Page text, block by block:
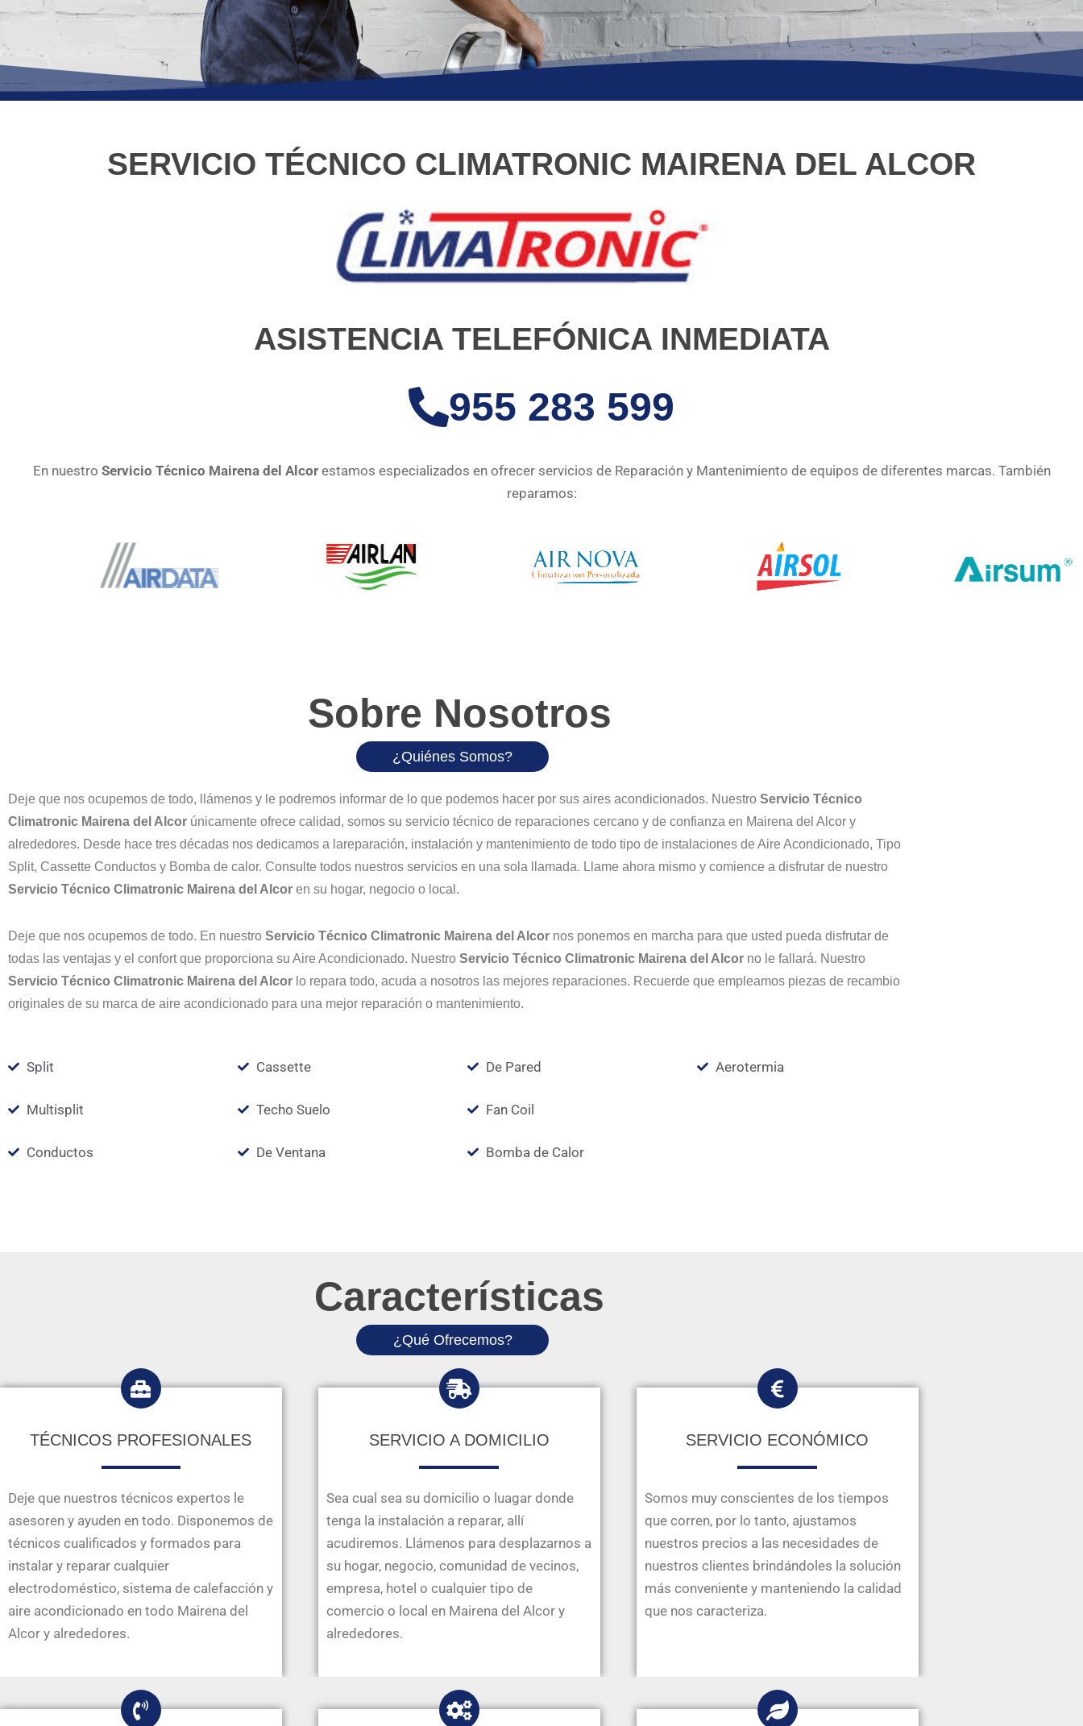
SERVICIO TÉCNICO CLIMATRONIC MAIRENA DEL ALCOR
ASISTENCIA TELEFÓNICA INMEDIATA
955 283 599
En nuestro Servicio Técnico Mairena del Alcor estamos especializados en ofrecer servicios de Reparación y Mantenimiento de equipos de diferentes marcas. También
reparamos:
Sobre Nosotros
¿Quiénes Somos?
Deje que nos ocupemos de todo, llámenos y le podremos informar de lo que podemos hacer por sus aires acondicionados. Nuestro Servicio Técnico
Climatronic Mairena del Alcor únicamente ofrece calidad, somos su servicio técnico de reparaciones cercano y de confianza en Mairena del Alcor y
alrededores. Desde hace tres décadas nos dedicamos a lareparación, instalación y mantenimiento de todo tipo de instalaciones de Aire Acondicionado, Tipo
Split, Cassette Conductos y Bomba de calor. Consulte todos nuestros servicios en una sola llamada. Llame ahora mismo y comience a disfrutar de nuestro
Servicio Técnico Climatronic Mairena del Alcor en su hogar, negocio o local.
Deje que nos ocupemos de todo. En nuestro Servicio Técnico Climatronic Mairena del Alcor nos ponemos en marcha para que usted pueda disfrutar de
todas las ventajas y el confort que proporciona su Aire Acondicionado. Nuestro Servicio Técnico Climatronic Mairena del Alcor no le fallará. Nuestro
Servicio Técnico Climatronic Mairena del Alcor lo repara todo, acuda a nosotros las mejores reparaciones. Recuerde que empleamos piezas de recambio
originales de su marca de aire acondicionado para una mejor reparación o mantenimiento.
Split
Multisplit
Conductos
Cassette
Techo Suelo
De Ventana
De Pared
Fan Coil
Bomba de Calor
Aerotermia
Características
¿Qué Ofrecemos?
TÉCNICOS PROFESIONALES
Deje que nuestros técnicos expertos le
asesoren y ayuden en todo. Disponemos de
técnicos cualificados y formados para
instalar y reparar cualquier
electrodoméstico, sistema de calefacción y
aire acondicionado en todo Mairena del
Alcor y alrededores.
SERVICIO A DOMICILIO
Sea cual sea su domicilio o luagar donde
tenga la instalación a reparar, allí
acudiremos. Llámenos para desplazarnos a
su hogar, negocio, comunidad de vecinos,
empresa, hotel o cualquier tipo de
comercio o local en Mairena del Alcor y
alrededores.
SERVICIO ECONÓMICO
Somos muy conscientes de los tiempos
que corren, por lo tanto, ajustamos
nuestros precios a las necesidades de
nuestros clientes brindándoles la solución
más conveniente y manteniendo la calidad
que nos caracteriza.